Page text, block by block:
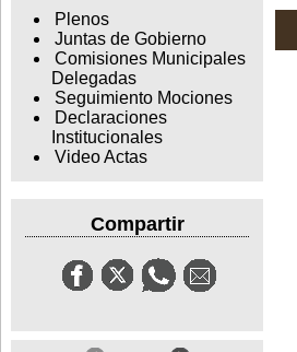
Plenos
Juntas de Gobierno
Comisiones Municipales
Delegadas
Seguimiento Mociones
Declaraciones
Institucionales
Video Actas
Compartir